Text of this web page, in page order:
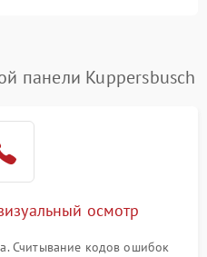
панели Kuppersbusch
осмотр
Считывание кодов ошибок